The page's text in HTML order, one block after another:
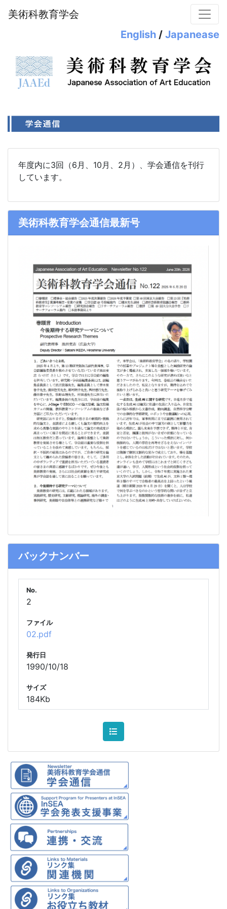
美術科教育学会
English / Japanease
年度内に3回（6月、10月、2月）、学会通信を刊行
しています。
美術科教育学会通信最新号
バックナンバー
No.
2
ファイル
02.pdf
発行日
1990/10/18
サイズ
184Kb